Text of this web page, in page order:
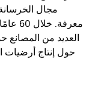
مجال
العديد من المصانع
حول إنتاج أرضيات